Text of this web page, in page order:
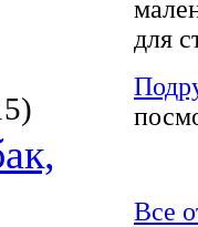
для
Все